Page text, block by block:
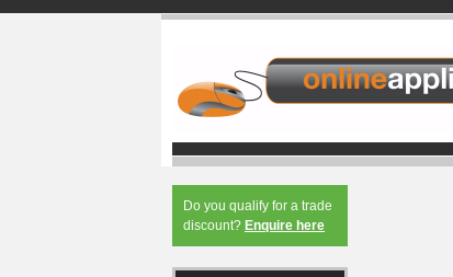
Do you qualify for a trade
discount? Enquire here